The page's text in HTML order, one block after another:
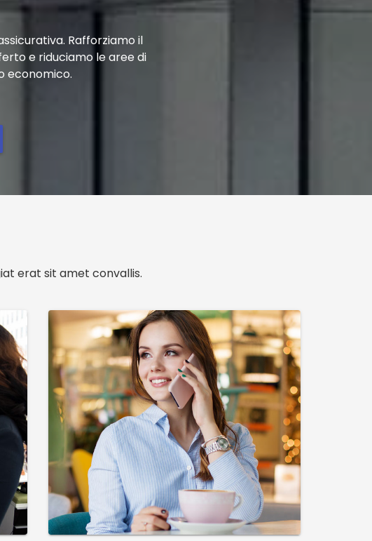
Rafforziamo il
e riduciamo le aree di
economico.
erat sit amet convallis.